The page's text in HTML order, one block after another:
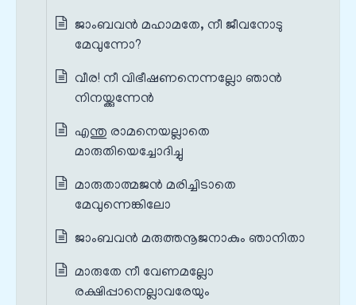
ജാംബവൻ മഹാമതേ, നീ ജീവനോടു
മേവുന്നോ?
വീര! നീ വിഭീഷണനെന്നല്ലോ ഞാൻ
നിനയ്ക്കുന്നേൻ
എന്തു രാമനെയല്ലാതെ
മാരുതിയെച്ചോദിച്ചു
മാരുതാത്മജൻ മരിച്ചിടാതെ
മേവുന്നെങ്കിലോ
ജാംബവൻ മരുത്തനൂജനാകും ഞാനിതാ
മാരുതേ നീ വേണമല്ലോ
രക്ഷിപ്പാനെല്ലാവരേയും